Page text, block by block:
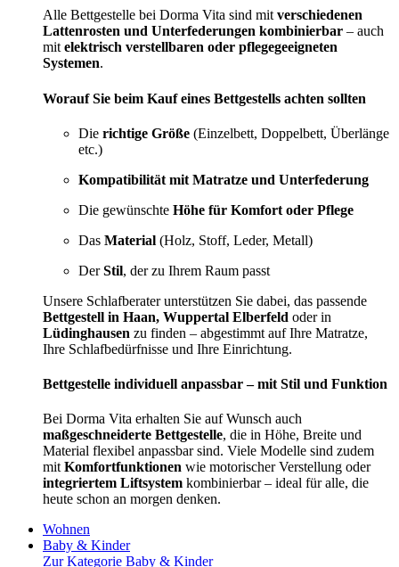
Alle Bettgestelle bei Dorma Vita sind mit verschiedenen
Lattenrosten und Unterfederungen kombinierbar – auch
mit elektrisch verstellbaren oder pflegegeeigneten
Systemen.
Worauf Sie beim Kauf eines Bettgestells achten sollten
Die richtige Größe (Einzelbett, Doppelbett, Überlänge
etc.)
Kompatibilität mit Matratze und Unterfederung
Die gewünschte Höhe für Komfort oder Pflege
Das Material (Holz, Stoff, Leder, Metall)
DerStil, der zu Ihrem Raum passt
Unsere Schlafberater unterstützen Sie dabei, das passende
Bettgestell in Haan, Wuppertal Elberfeld oder in
Lüdinghausen zu finden – abgestimmt auf Ihre Matratze,
Ihre Schlafbedürfnisse und Ihre Einrichtung.
Bettgestelle individuell anpassbar – mit Stil und Funktion
Bei Dorma Vita erhalten Sie auf Wunsch auch
maßgeschneiderte Bettgestelle, die in Höhe, Breite und
Material flexibel anpassbar sind. Viele Modelle sind zudem
mit Komfortfunktionen wie motorischer Verstellung oder
integriertem Liftsystem kombinierbar – ideal für alle, die
heute schon an morgen denken.
Wohnen
Baby & Kinder
Zur Kategorie Baby & Kinder